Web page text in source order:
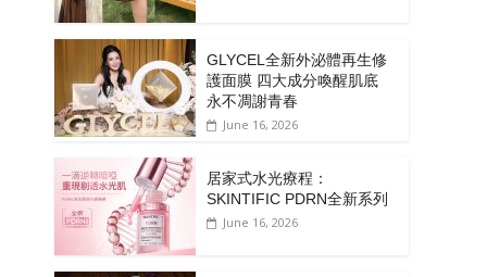
GLYCEL全新外泌體再生修
護面膜 四大成分喚醒肌底
永不凋謝青春
June 16, 2026
居家式水光療程：
SKINTIFIC PDRN全新系列
June 16, 2026